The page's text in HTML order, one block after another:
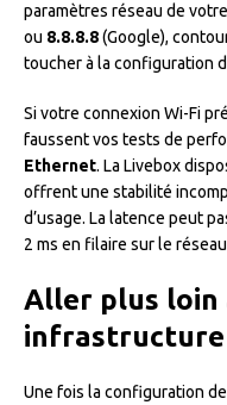
paramètres réseau de
ou 8.8.8.8(Google),
toucher à la configuration
Si votre connexion Wi-Fi
faussent vos tests de
Ethernet. La Livebox
offrent une stabilité
d’usage. La latence peut
2 ms en filaire sur le
Aller plus loin
infrastructure
Une fois la configuration